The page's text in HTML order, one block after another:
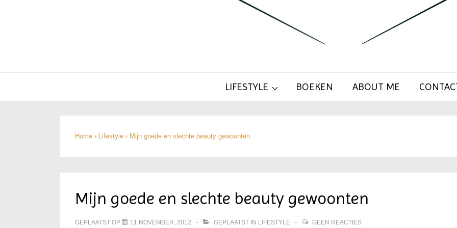
LIFESTYLE BOEKEN ABOUT ME
Home › Lifestyle › Mijn goede en slechte beauty gewoonten
Mijn goede en slechte beauty gewoonten
GEPLAATST OP 11 NOVEMBER, 2012 GEPLAATST IN LIFESTYLE GEEN REACTIES